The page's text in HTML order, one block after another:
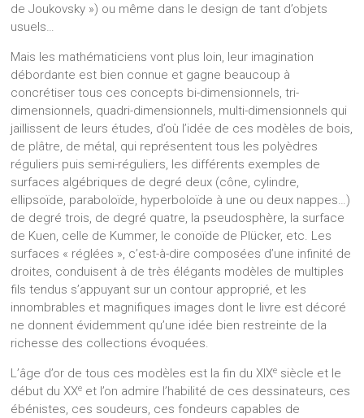
de Joukovsky ») ou même dans le design de tant d’objets
usuels…
Mais les mathématiciens vont plus loin, leur imagination
débordante est bien connue et gagne beaucoup à
concrétiser tous ces concepts bi-dimensionnels, tri-
dimensionnels, quadri-dimensionnels, multi-dimensionnels qui
jaillissent de leurs études, d’où l’idée de ces modèles de bois,
de plâtre, de métal, qui représentent tous les polyèdres
réguliers puis semi-réguliers, les différents exemples de
surfaces algébriques de degré deux (cône, cylindre,
ellipsoïde, paraboloïde, hyperboloïde à une ou deux nappes…)
de degré trois, de degré quatre, la pseudosphère, la surface
de Kuen, celle de Kummer, le conoïde de Plücker, etc. Les
surfaces « réglées », c’est-à-dire composées d’une infinité de
droites, conduisent à de très élégants modèles de multiples
fils tendus s’appuyant sur un contour approprié, et les
innombrables et magnifiques images dont le livre est décoré
ne donnent évidemment qu’une idée bien restreinte de la
richesse des collections évoquées.
L’âge d’or de tous ces modèles est la fin du XIXe siècle et le
début du XXe et l’on admire l’habilité de ces dessinateurs, ces
ébénistes, ces soudeurs, ces fondeurs capables de